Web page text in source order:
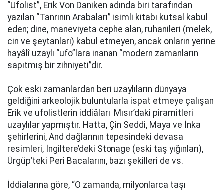
“Ufolist”, Erik Von Daniken adında biri tarafından
yazılan “Tanrının Arabaları” isimli kitabı kutsal kabul
eden; dine, maneviyeta cephe alan, ruhanileri (melek,
cin ve şeytanları) kabul etmeyen, ancak onların yerine
hayâlî uzaylı “ufo”lara inanan “modern zamanların
sapıtmış bir zihniyeti”dir.
Çok eski zamanlardan beri uzaylıların dünyaya
geldiğini arkeolojik buluntularla ispat etmeye çalışan
Erik ve ufolistlerin iddiâları: Mısır’daki piramitleri
uzaylılar yapmıştır. Hatta, Çin Seddi, Maya ve İnka
şehirlerini, And dağlarının tepesindeki devasa
resimleri, İngiltere’deki Stonage (eski taş yığınları),
Ürgüp’teki Peri Bacalarını, bazı şekilleri de vs.
İddialarına göre, “O zamanda, milyonlarca taşı